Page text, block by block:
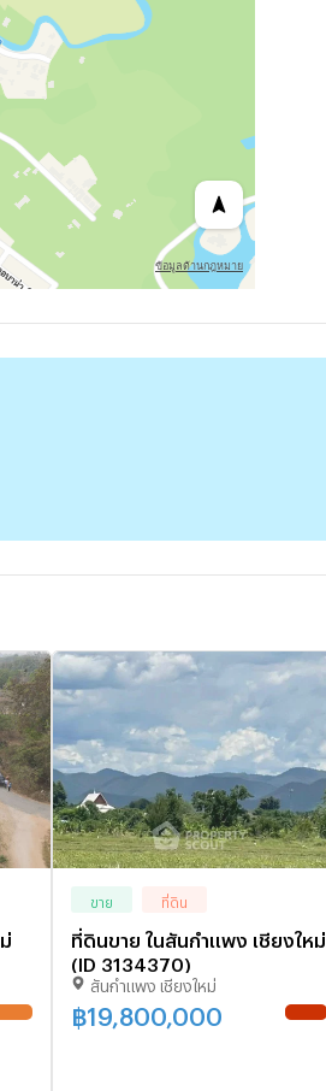
ขาย ที่ดิน
ที่ดินขาย ในสันกำแพง เชียงใหม่
(ID 3134370)
สันกำแพง เชียงใหม่
฿19,800,000